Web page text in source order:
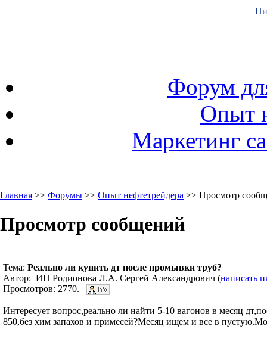
Форум
Опыт
Маркетинг
Главная >> Форумы >> Опыт нефтетрейдера >> Просмотр
Просмотр сообщений
Тема: Реально ли купить дт после промывки труб?
Автор: ИП Родионова Л.А. Сергей Александрович (написать
Просмотров: 2770.
Интересует вопрос,реально ли найти 5-10 вагонов в месяц
850,без хим запахов и примесей?Месяц ищем и все в